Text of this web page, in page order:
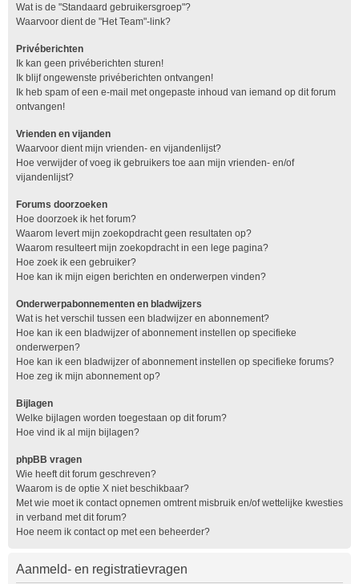
Wat is de "Standaard gebruikersgroep"?
Waarvoor dient de "Het Team"-link?
Privéberichten
Ik kan geen privéberichten sturen!
Ik blijf ongewenste privéberichten ontvangen!
Ik heb spam of een e-mail met ongepaste inhoud van iemand op dit forum
ontvangen!
Vrienden en vijanden
Waarvoor dient mijn vrienden- en vijandenlijst?
Hoe verwijder of voeg ik gebruikers toe aan mijn vrienden- en/of
vijandenlijst?
Forums doorzoeken
Hoe doorzoek ik het forum?
Waarom levert mijn zoekopdracht geen resultaten op?
Waarom resulteert mijn zoekopdracht in een lege pagina?
Hoe zoek ik een gebruiker?
Hoe kan ik mijn eigen berichten en onderwerpen vinden?
Onderwerpabonnementen en bladwijzers
Wat is het verschil tussen een bladwijzer en abonnement?
Hoe kan ik een bladwijzer of abonnement instellen op specifieke
onderwerpen?
Hoe kan ik een bladwijzer of abonnement instellen op specifieke forums?
Hoe zeg ik mijn abonnement op?
Bijlagen
Welke bijlagen worden toegestaan op dit forum?
Hoe vind ik al mijn bijlagen?
phpBB vragen
Wie heeft dit forum geschreven?
Waarom is de optie X niet beschikbaar?
Met wie moet ik contact opnemen omtrent misbruik en/of wettelijke kwesties
in verband met dit forum?
Hoe neem ik contact op met een beheerder?
Aanmeld- en registratievragen